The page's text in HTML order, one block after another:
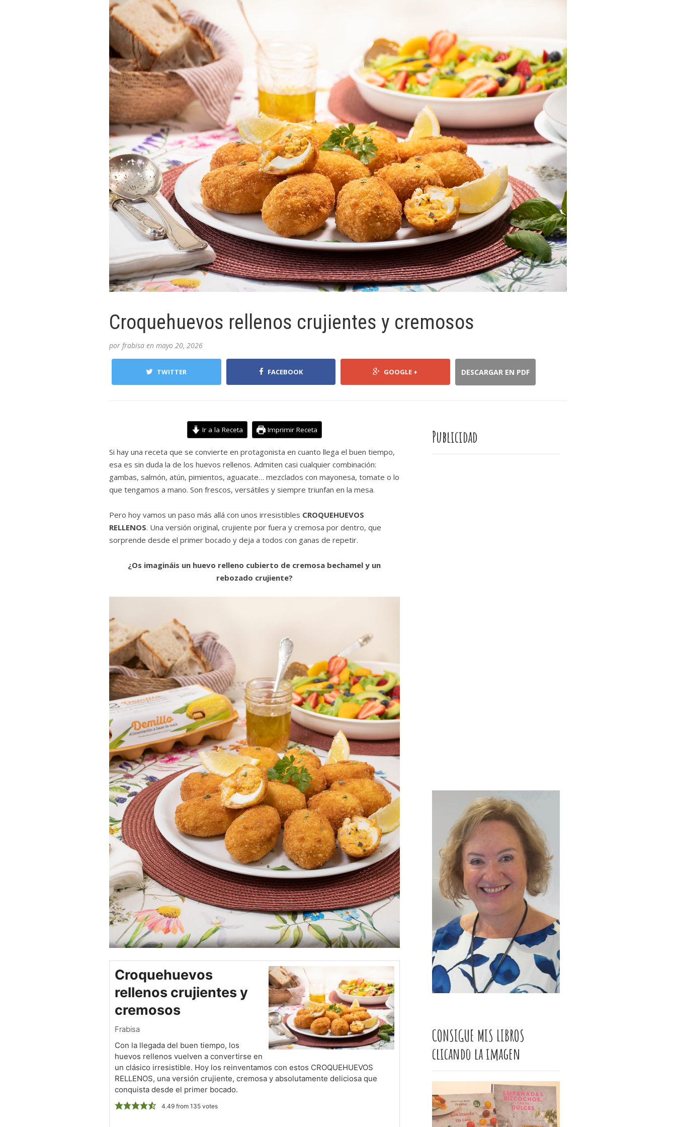
Croquehuevos rellenos crujientes y cremosos
por frabisa en mayo 20, 2026
TWITTER FACEBOOK GOOGLE + DESCARGAR EN PDF
Ir a la Receta Imprimir Receta
Si hay una receta que se convierte en protagonista en cuanto llega el buen tiempo,
esa es sin duda la de los huevos rellenos. Admiten casi cualquier combinación:
gambas, salmón, atún, pimientos, aguacate… mezclados con mayonesa, tomate o lo
que tengamos a mano. Son frescos, versátiles y siempre triunfan en la mesa.
Pero hoy vamos un paso más allá con unos irresistibles CROQUEHUEVOS
RELLENOS. Una versión original, crujiente por fuera y cremosa por dentro, que
sorprende desde el primer bocado y deja a todos con ganas de repetir.
¿Os imagináis un huevo relleno cubierto de cremosa bechamel y un
rebozado crujiente?
Croquehuevos
rellenos crujientes y
cremosos
Frabisa
Con la llegada del buen tiempo, los
huevos rellenos vuelven a convertirse en
un clásico irresistible. Hoy los reinventamos con estos CROQUEHUEVOS
RELLENOS, una versión crujiente, cremosa y absolutamente deliciosa que
conquista desde el primer bocado.
4.49from 135votes
Publicidad
CONSIGUE MIS LIBROS
clicando la imagen